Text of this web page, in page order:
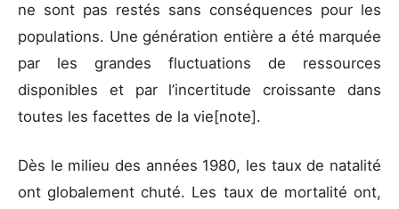
ne sont pas restés sans conséquences pour les
populations. Une génération entière a été marquée
par les grandes fluctuations de ressources
disponibles et par l’incertitude croissante dans
toutes les facettes de la vie[note].
Dès le milieu des années 1980, les taux de natalité
ont globalement chuté. Les taux de mortalité ont,